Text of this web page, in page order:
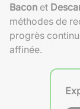
Bacon et
méthodes de
progrès
affinée.